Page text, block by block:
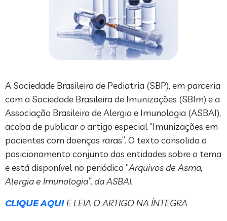
A Sociedade Brasileira de Pediatria (SBP), em parceria
com a Sociedade Brasileira de Imunizações (SBIm) e a
Associação Brasileira de Alergia e Imunologia (ASBAI),
acaba de publicar o artigo especial “Imunizações em
pacientes com doenças raras”. O texto consolida o
posicionamento conjunto das entidades sobre o tema
e está disponível no periódico “Arquivos de Asma,
Alergia e Imunologia”, da ASBAI.
CLIQUE AQUI E LEIA O ARTIGO NA ÍNTEGRA